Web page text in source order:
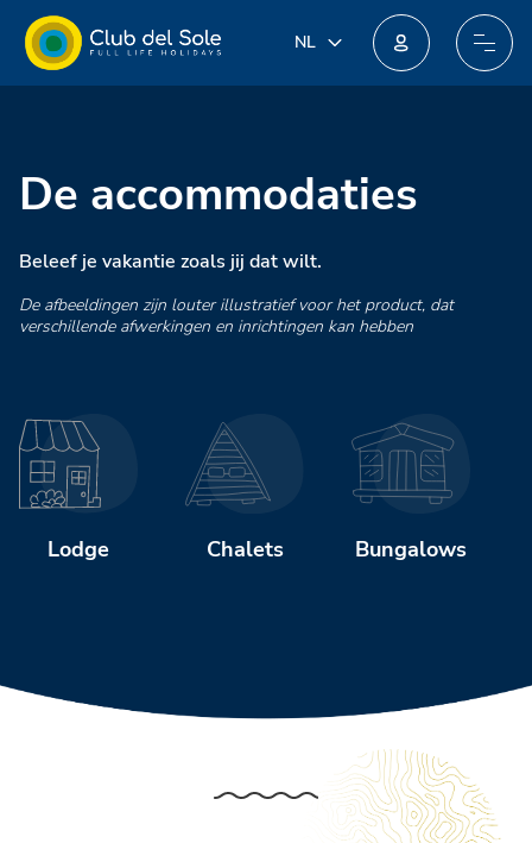
NL
PL
De accommodaties
Beleef je vakantie zoals jij dat wilt.
De afbeeldingen zijn louter illustratief voor het product, dat
verschillende afwerkingen en inrichtingen kan hebben
Lodge Chalets Bungalows